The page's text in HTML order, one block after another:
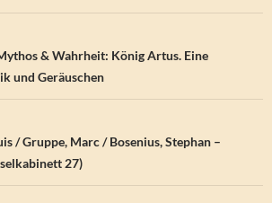
& Wahrheit: König Artus. Eine
und Geräuschen
/ Gruppe, Marc / Bosenius, Stephan –
27)